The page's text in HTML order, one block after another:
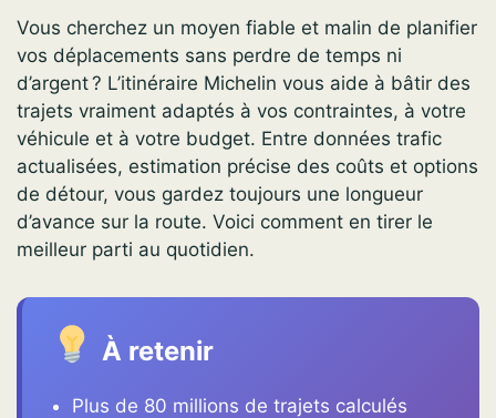
Vous cherchez un moyen fiable et malin de planifier
vos déplacements sans perdre de temps ni
d’argent ? L’itinéraire Michelin vous aide à bâtir des
trajets vraiment adaptés à vos contraintes, à votre
véhicule et à votre budget. Entre données trafic
actualisées, estimation précise des coûts et options
de détour, vous gardez toujours une longueur
d’avance sur la route. Voici comment en tirer le
meilleur parti au quotidien.
À retenir
Plus de 80 millions de trajets calculés